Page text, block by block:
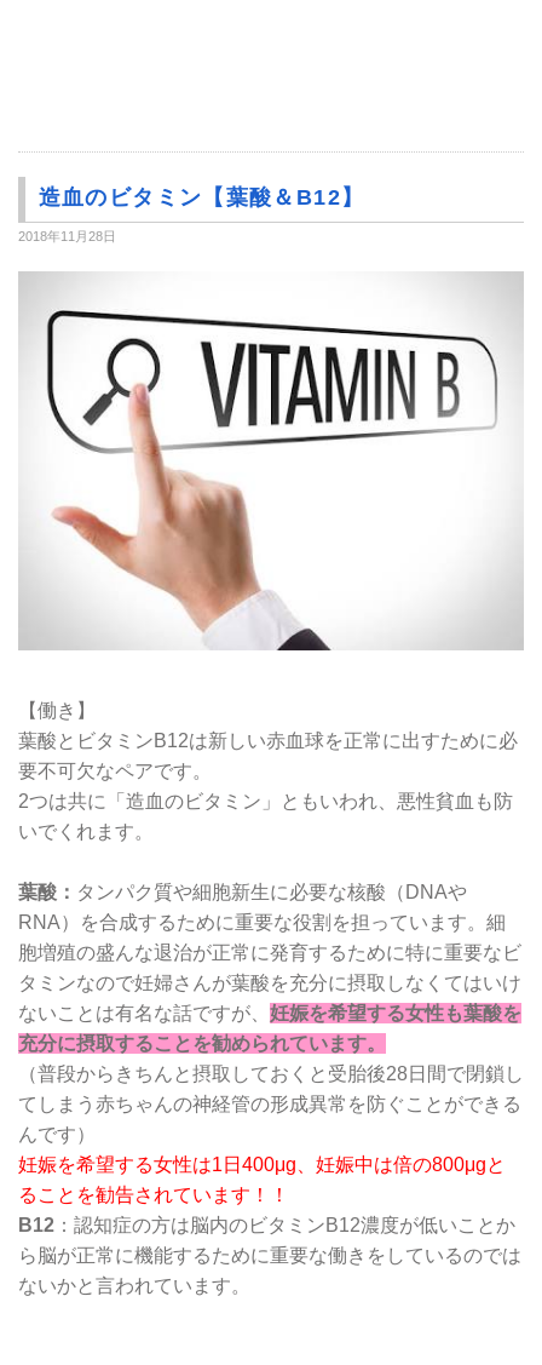
造血のビタミン【葉酸＆B12】
2018年11月28日
【働き】
葉酸とビタミンB12は新しい赤血球を正常に出すために必
要不可欠なペアです。
2つは共に「造血のビタミン」ともいわれ、悪性貧血も防
いでくれます。
葉酸： タンパク質や細胞新生に必要な核酸（DNAや
RNA）を合成するために重要な役割を担っています。細
胞増殖の盛んな退治が正常に発育するために特に重要なビ
タミンなので妊婦さんが葉酸を充分に摂取しなくてはいけ
ないことは有名な話ですが、 妊娠を希望する女性も葉酸を
充分に摂取することを勧められています。
（普段からきちんと摂取しておくと受胎後28日間で閉鎖し
てしまう赤ちゃんの神経管の形成異常を防ぐことができる
んです）
妊娠を希望する女性は1日400μg、妊娠中は倍の800μgと
ることを勧告されています！！
B12 ：認知症の方は脳内のビタミンB12濃度が低いことか
ら脳が正常に機能するために重要な働きをしているのでは
ないかと言われています。